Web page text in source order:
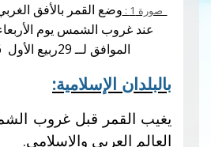
القمر بالأفق الغربي بمدينة تونس وذلك
عند غروب الشمس يوم الأربعاء 02 أكتوبر 2024
قبل غروب الشمس في كل أنحاء
والإسلامي.